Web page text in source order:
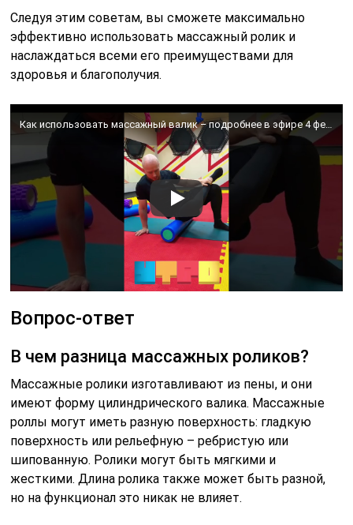
Следуя этим советам, вы сможете максимально
эффективно использовать массажный ролик и
наслаждаться всеми его преимуществами для
здоровья и благополучия.
Как использовать массажный валик – подробнее в эфире 4 февраля. Подпишись, чтобы не пропустить 🔔
Вопрос-ответ
В чем разница массажных роликов?
Массажные ролики изготавливают из пены, и они
имеют форму цилиндрического валика. Массажные
роллы могут иметь разную поверхность: гладкую
поверхность или рельефную – ребристую или
шипованную. Ролики могут быть мягкими и
жесткими. Длина ролика также может быть разной,
но на функционал это никак не влияет.